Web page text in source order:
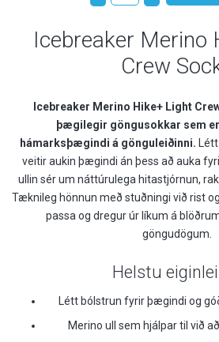
Icebreaker Merino
Crew
Icebreaker Merino Hike+ Light
þægilegir göngusokkar sem
hámarksþægindi á gönguleiðinni.
veitir aukin þægindi án þess að auka
ullin sér um náttúrulega hitastjórnun,
Tæknileg hönnun með stuðningi við rist
passa og dregur úr líkum á
göngudögum.
Helstu
Létt bólstrun fyrir þægindi og
Merino ull sem hjálpar til við